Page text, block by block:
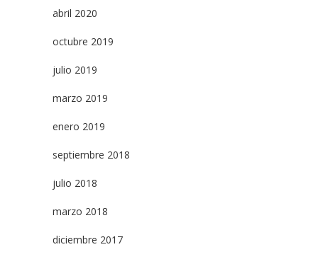
abril 2020
octubre 2019
julio 2019
marzo 2019
enero 2019
septiembre 2018
julio 2018
marzo 2018
diciembre 2017